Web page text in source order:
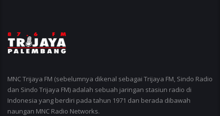
MNC Trijaya FM (sebelumnya dikenal sebagai Trijaya FM, Sindo Radio
dan Sindo Trijaya FM) adalah sebuah jaringan stasiun radio di
Indonesia yang berdiri pada tahun 1971 dan berada dibawah
naungan MNC Radio Networks.